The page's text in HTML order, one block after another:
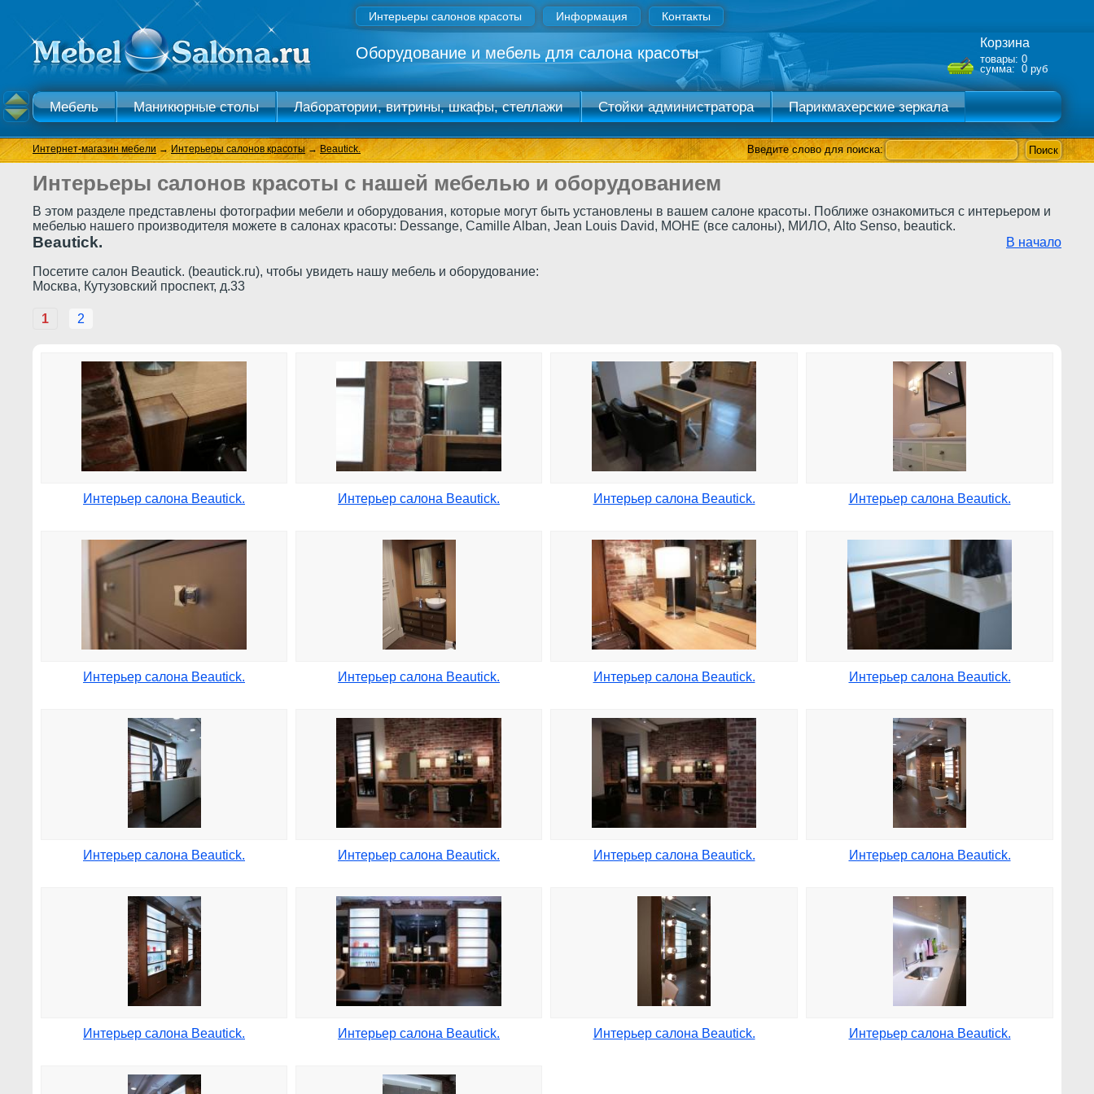
Оборудование и мебель для салона красоты
Корзина
товары: 0
сумма: 0 руб
Интерьеры салонов красоты Информация Контакты
Введите слово для поиска:
Мебель Маникюрные столы Лаборатории, витрины, шкафы, стеллажи
Стойки администратора
- ресепшн
Парикмахерские зеркала
Косметологический кабинет
Раковины и мебель под раковины Оборудование
Интернет-магазин мебели→Интерьеры салонов красоты→Beautick.
Интерьеры салонов красоты с нашей мебелью и оборудованием
В этом разделе представлены фотографии мебели и оборудования, которые могут быть установлены в вашем салоне красоты. Поближе ознакомиться с интерьером и
мебелью нашего производителя можете в салонах красоты: Dessange, Сamille Alban, Jean Louis David, МОНЕ (все салоны), МИЛО, Alto Senso, beautick.
Beautick. В начало
Посетите салон Beautick. (beautick.ru), чтобы увидеть нашу мебель и оборудование:
Москва, Кутузовский проспект, д.33
1 2
Интерьер салона Beautick. Интерьер салона Beautick. Интерьер салона Beautick. Интерьер салона Beautick.
Интерьер салона Beautick. Интерьер салона Beautick. Интерьер салона Beautick. Интерьер салона Beautick.
Интерьер салона Beautick. Интерьер салона Beautick. Интерьер салона Beautick. Интерьер салона Beautick.
Интерьер салона Beautick. Интерьер салона Beautick. Интерьер салона Beautick. Интерьер салона Beautick.